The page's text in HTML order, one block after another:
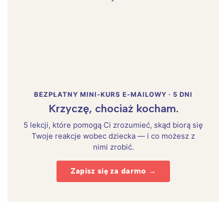
BEZPŁATNY MINI-KURS E-MAILOWY · 5 DNI
Krzyczę, chociaż kocham.
5 lekcji, które pomogą Ci zrozumieć, skąd biorą się
Twoje reakcje wobec dziecka — i co możesz z
nimi zrobić.
Zapisz się za darmo →